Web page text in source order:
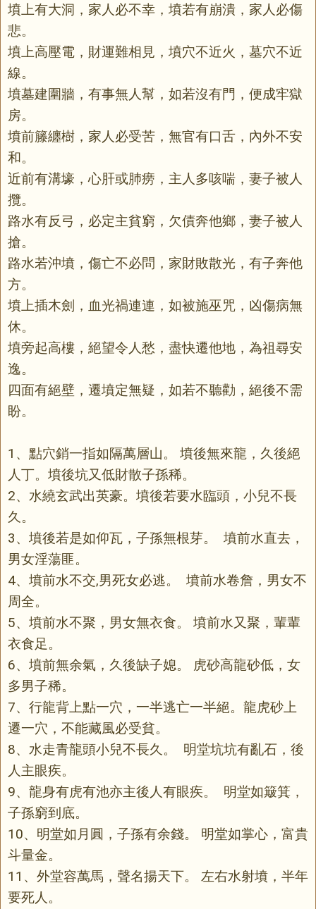
墳上有大洞，家人必不幸，墳若有崩潰，家人必傷
悲。
墳上高壓電，財運難相見，墳穴不近火，墓穴不近
線。
墳墓建圍牆，有事無人幫，如若沒有門，便成牢獄
房。
墳前籐纏樹，家人必受苦，無官有口舌，內外不安
和。
近前有溝壕，心肝或肺痨，主人多咳喘，妻子被人
攬。
路水有反弓，必定主貧窮，欠債奔他鄉，妻子被人
搶。
路水若沖墳，傷亡不必問，家財敗散光，有子奔他
方。
墳上插木劍，血光禍連連，如被施巫咒，凶傷病無
休。
墳旁起高樓，絕望令人愁，盡快遷他地，為祖尋安
逸。
四面有絕壁，遷墳定無疑，如若不聽勸，絕後不需
盼。
1、點穴銷一指如隔萬層山。 墳後無來龍，久後絕
人丁。墳後坑又低財散子孫稀。
2、水繞玄武出英豪。墳後若要水臨頭，小兒不長
久。
3、墳後若是如仰瓦，子孫無根芽。 墳前水直去，
男女淫蕩匪。
4、墳前水不交,男死女必逃。 墳前水卷詹，男女不
周全。
5、墳前水不聚，男女無衣食。 墳前水又聚，輩輩
衣食足。
6、墳前無余氣，久後缺子媳。 虎砂高龍砂低，女
多男子稀。
7、行龍背上點一穴，一半逃亡一半絕。龍虎砂上
遷一穴，不能藏風必受貧。
8、水走青龍頭小兒不長久。 明堂坑坑有亂石，後
人主眼疾。
9、龍身有虎有池亦主後人有眼疾。 明堂如簸箕，
子孫窮到底。
10、明堂如月圓，子孫有余錢。 明堂如掌心，富貴
斗量金。
11、外堂容萬馬，聲名揚天下。 左右水射墳，半年
要死人。